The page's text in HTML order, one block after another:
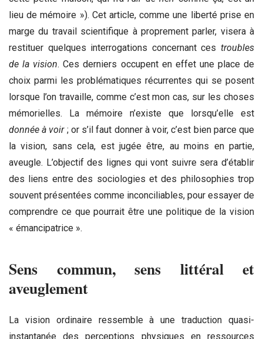
lieu de mémoire »). Cet article, comme une liberté prise en
marge du travail scientifique à proprement parler, visera à
restituer quelques interrogations concernant ces troubles
de la vision. Ces derniers occupent en effet une place de
choix parmi les problématiques récurrentes qui se posent
lorsque l’on travaille, comme c’est mon cas, sur les choses
mémorielles. La mémoire n’existe que lorsqu’elle est
donnée à voir; or s’il faut donner à voir, c’est bien parce que
la vision, sans cela, est jugée être, au moins en partie,
aveugle. L’objectif des lignes qui vont suivre sera d’établir
des liens entre des sociologies et des philosophies trop
souvent présentées comme inconciliables, pour essayer de
comprendre ce que pourrait être une politique de la vision
« émancipatrice ».
Sens commun, sens littéral et
aveuglement
La vision ordinaire ressemble à une traduction quasi-
instantanée des perceptions physiques en ressources